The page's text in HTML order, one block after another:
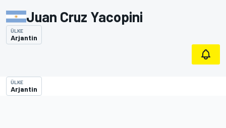
Juan Cruz Yacopini
ÜLKE
Arjantin
ÜLKE
Arjantin